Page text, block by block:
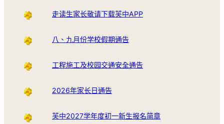
走读生家长敬请下载芙中APP
八、九月份学校假期通告
工程施工及校园交通安全通告
2026年家长日通告
芙中2027学年度初一新生报名简章